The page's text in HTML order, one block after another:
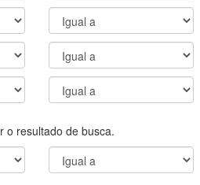
o resultado de busca.